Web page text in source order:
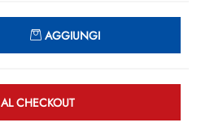
AGGIUNGI
CHECKOUT